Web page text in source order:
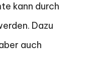
kann durch
Dazu
auch